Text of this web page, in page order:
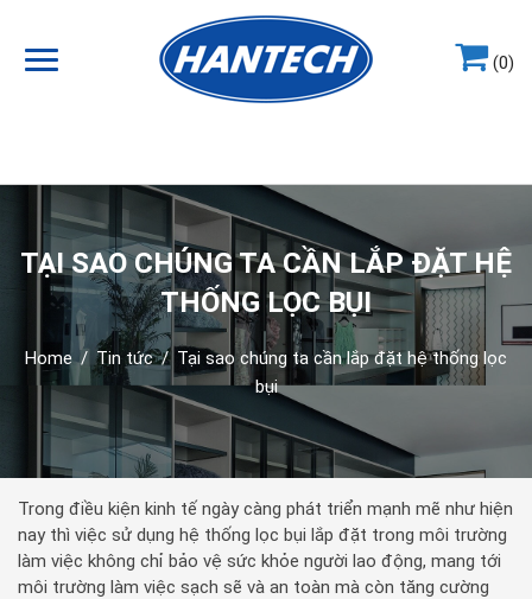
(0)
TẠI SAO CHÚNG TA CẦN LẮP ĐẶT HỆ
THỐNG LỌC BỤI
Home / Tin tức / Tại sao chúng ta cần lắp đặt hệ thống lọc
bụi
Trong điều kiện kinh tế ngày càng phát triển mạnh mẽ như hiện
nay thì việc sử dụng hệ thống lọc bụi lắp đặt trong môi trường
làm việc không chỉ bảo vệ sức khỏe người lao động, mang tới
môi trường làm việc sạch sẽ và an toàn mà còn tăng cường